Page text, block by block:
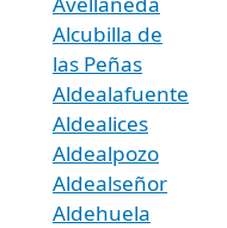
Alcubilla de
las Peñas
Aldealafuente
Aldealices
Aldealpozo
Aldealseñor
Aldehuela